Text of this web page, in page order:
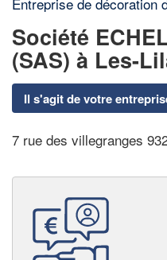
Société
(SAS) à Les-
Il s'agit de votre
7 rue des villegranges